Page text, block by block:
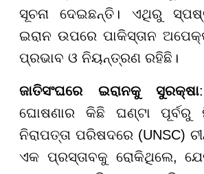
ସୂଚନା ଦେଇଛନ୍ତି। ଏଥିରୁ
ଇରାନ ଉପରେ ପାକିସ୍ତାନ
ପ୍ରଭାବ ଓ ନିୟନ୍ତ୍ରଣ ରହିଛି।
ଜାତିସଂଘରେ ଇରାନକୁ ସୁରକ୍ଷା
ଘୋଷଣାର କିଛି ଘଣ୍ଟା ପୂର୍ବରୁ
ନିରାପତ୍ତା ପରିଷଦରେ (UNSC)
ଏକ ପ୍ରସ୍ତାବକୁ ରୋକିଥିଲେ,